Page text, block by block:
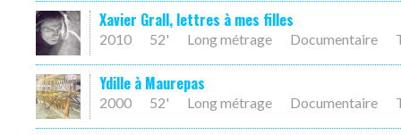
Xavier Grall, lettres à mes filles
2010 52' Long métrage Documentaire
Ydille à Maurepas
2000 52' Long métrage Documentaire